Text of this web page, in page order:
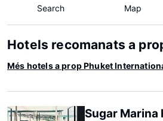
Search Map
Hotels recomanats a
Més hotels a prop Phuket
Sugar Marina